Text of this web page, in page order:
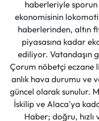
haberleriyle
ekonomisinin
haberlerinden, altın
piyasasına kadar
ediliyor. Vatandaşın
Çorum nöbetçi eczane
anlık hava durumu ve
güncel olarak sunulur.
İskilip ve Alaca'ya
Haber; doğru,